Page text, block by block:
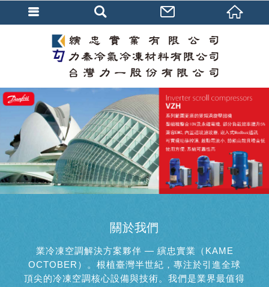
關於我們
業冷凍空調解決方案夥伴 — 縯忠實業（KAME
OCTOBER）。根植臺灣半世紀，專注於引進全球
頂尖的冷凍空調核心設備與技術。我們是業界最值得